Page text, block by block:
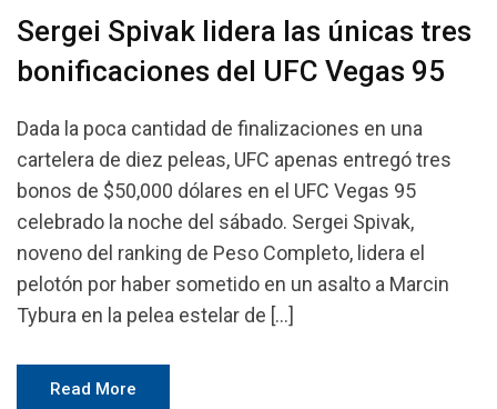
Sergei Spivak lidera las únicas tres
bonificaciones del UFC Vegas 95
Dada la poca cantidad de finalizaciones en una
cartelera de diez peleas, UFC apenas entregó tres
bonos de $50,000 dólares en el UFC Vegas 95
celebrado la noche del sábado. Sergei Spivak,
noveno del ranking de Peso Completo, lidera el
pelotón por haber sometido en un asalto a Marcin
Tybura en la pelea estelar de […]
Read More